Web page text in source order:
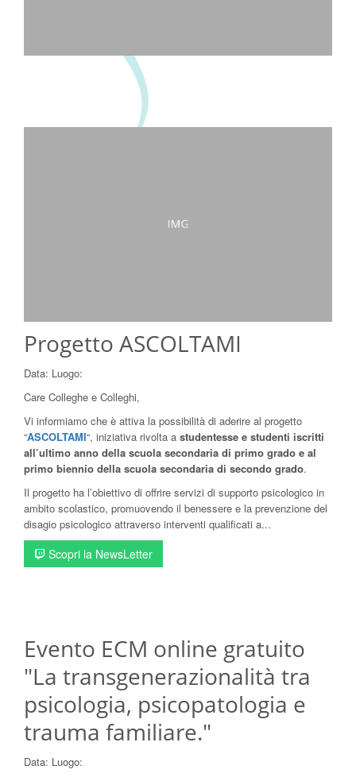
Progetto ASCOLTAMI
Data: Luogo:
Care Colleghe e Colleghi,
Vi informiamo che è attiva la possibilità di aderire al progetto
“ASCOLTAMI“, iniziativa rivolta a studentesse e studenti iscritti
all’ultimo anno della scuola secondaria di primo grado e al
primo biennio della scuola secondaria di secondo grado.
Il progetto ha l’obiettivo di offrire servizi di supporto psicologico in
ambito scolastico, promuovendo il benessere e la prevenzione del
disagio psicologico attraverso interventi qualificati a...
Scopri la NewsLetter
Evento ECM online gratuito
"La transgenerazionalità tra
psicologia, psicopatologia e
trauma familiare."
Data: Luogo: